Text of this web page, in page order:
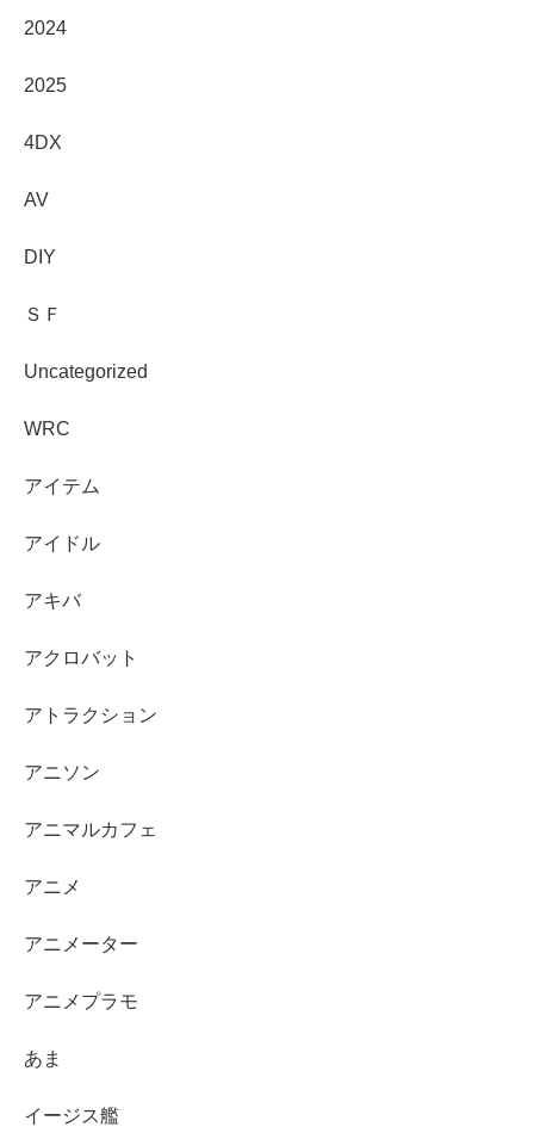
2024
2025
4DX
AV
DIY
ＳＦ
Uncategorized
WRC
アイテム
アイドル
アキバ
アクロバット
アトラクション
アニソン
アニマルカフェ
アニメ
アニメーター
アニメプラモ
あま
イージス艦